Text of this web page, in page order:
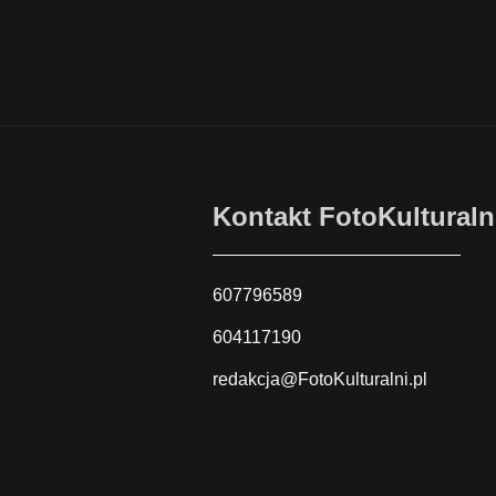
Kontakt
607796589
604117190
redakcja@FotoKulturalni.pl